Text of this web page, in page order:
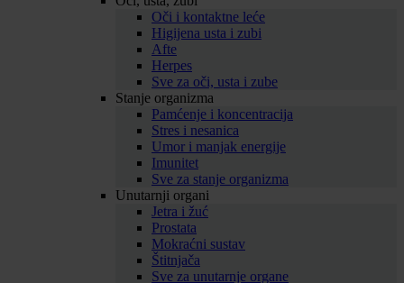
Oči i kontaktne leće
Higijena usta i zubi
Afte
Herpes
Sve za oči, usta i zube
Stanje organizma
Pamćenje i koncentracija
Stres i nesanica
Umor i manjak energije
Imunitet
Sve za stanje organizma
Unutarnji organi
Jetra i žuć
Prostata
Mokraćni sustav
Štitnjača
Sve za unutarnje organe